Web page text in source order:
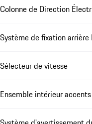
Colonne de Direction
Système de fixation arrière
Sélecteur de vitesse
Ensemble intérieur